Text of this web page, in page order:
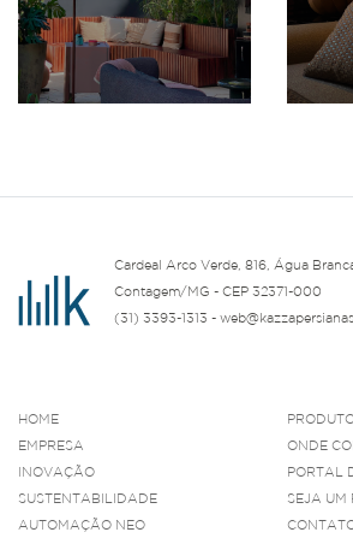
Cardeal Arco Verde, 816, Água
Contagem/MG - CEP 32371-000
(31) 3393-1313 -
HOME
EMPRESA
INOVAÇÃO
SUSTENTABILIDADE
AUTOMAÇÃO NEO
ONDE
PORTAL
SEJA UM